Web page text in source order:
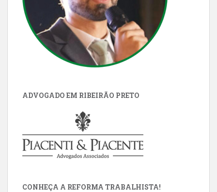
ADVOGADO EM RIBEIRÃO PRETO
CONHEÇA A REFORMA TRABALHISTA!